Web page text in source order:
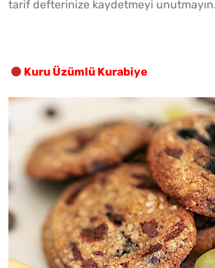
tarif defterinize kaydetmeyi unutmayın.
Kuru Üzümlü Kurabiye